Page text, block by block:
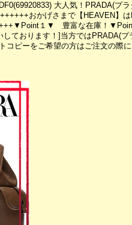
大人気！PRADA(プ
おかげさまで【HEAVEN】は
１▼ 豊富な在庫！
おります！]当方ではPRADA(プ
コピーをご希望の方はご注文の際